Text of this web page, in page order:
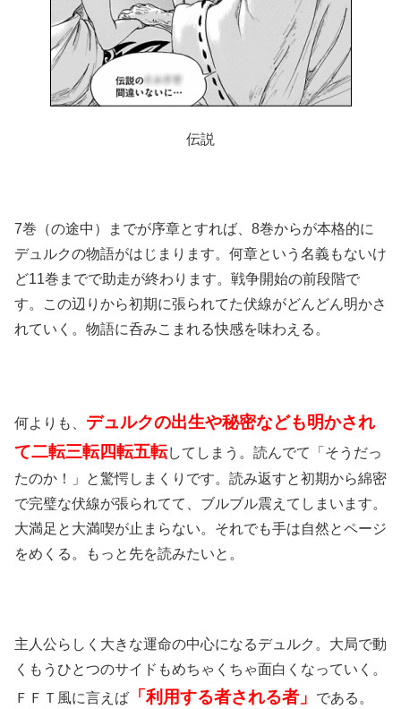
伝説
7巻（の途中）までが序章とすれば、8巻からが本格的に
デュルクの物語がはじまります。何章という名義もないけ
ど11巻までで助走が終わります。戦争開始の前段階で
す。この辺りから初期に張られてた伏線がどんどん明かさ
れていく。物語に呑みこまれる快感を味わえる。
何よりも、 デュルクの出生や秘密なども明かされ
て二転三転四転五転してしまう。読んでて「そうだっ
たのか！」と驚愕しまくりです。読み返すと初期から綿密
で完璧な伏線が張られてて、ブルブル震えてしまいます。
大満足と大満喫が止まらない。それでも手は自然とページ
をめくる。もっと先を読みたいと。
主人公らしく大きな運命の中心になるデュルク。大局で動
くもうひとつのサイドもめちゃくちゃ面白くなっていく。
ＦＦＴ風に言えば
「利用する者される者」
である。